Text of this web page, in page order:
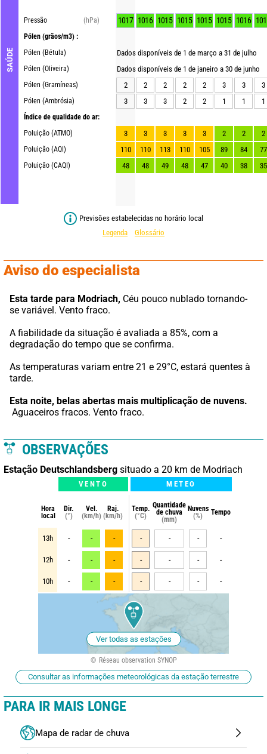
SAÚDE
Pressão
(hPa)
Pólen (grãos/m3) :
Pólen (Bétula)
Pólen (Oliveira)
Pólen (Gramíneas)
Pólen (Ambrósia)
Índice de qualidade do ar:
Poluição (ATMO)
Poluição (AQI)
Poluição (CAQI)
1017 1016 1015 1015 1015 1015 1016
Dados disponíveis de 1 de março a 31 de julho
Dados disponíveis de 1 de janeiro a 30 de junho
2
2 2 2 2 3 3
3
3
3 3 2 2 1 1 1
3 3 3 3 3 2 2
2
110
110 113 110 105 89 84
77
48
48 49 48 47 40 38 35
Previsões estabelecidas no horário local
Legenda
Glossário
Aviso do especialista
Esta tarde para Modriach, Céu pouco nublado tornando-
se variável. Vento fraco.
A fiabilidade da situação é avaliada a 85%, com a
degradação do tempo que se confirma.
As temperaturas variam entre 21 e 29°C, estará quentes à
tarde.
Esta noite, belas abertas mais multiplicação de nuvens.
Aguaceiros fracos. Vento fraco.
OBSERVAÇÕES
Estação Deutschlandsberg situado a 20 km de Modriach
VENTO METEO
Hora
local
Dir.
(°)
Vel.
(km/h)
Raj.
(km/h)
Temp.
(°C)
Quantidade
de chuva
(mm)
Nuvens
(%)
Tempo
13h - - - - - - -
12h - - - - - - -
10h - - - - - - -
Ver todas as estações
Réseau observation SYNOP
Consultar as informações meteorológicas da estação terrestre
PARA IR MAIS LONGE
Mapa de radar de chuva